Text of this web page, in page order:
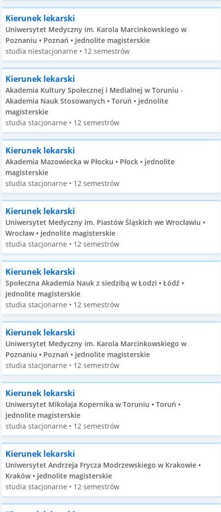
Kierunek lekarski
Uniwersytet Medyczny im. Karola Marcinkowskiego w
Poznaniu • Poznań • jednolite magisterskie
studia niestacjonarne • 12 semestrów
Kierunek lekarski
Akademia Kultury Społecznej i Medialnej w Toruniu -
Akademia Nauk Stosowanych • Toruń • jednolite
magisterskie
studia stacjonarne • 12 semestrów
Kierunek lekarski
Akademia Mazowiecka w Płocku • Płock • jednolite
magisterskie
studia stacjonarne • 12 semestrów
Kierunek lekarski
Uniwersytet Medyczny im. Piastów Śląskich we Wrocławiu •
Wrocław • jednolite magisterskie
studia stacjonarne • 12 semestrów
Kierunek lekarski
Społeczna Akademia Nauk z siedzibą w Łodzi • Łódź •
jednolite magisterskie
studia stacjonarne • 12 semestrów
Kierunek lekarski
Uniwersytet Medyczny im. Karola Marcinkowskiego w
Poznaniu • Poznań • jednolite magisterskie
studia stacjonarne • 12 semestrów
Kierunek lekarski
Uniwersytet Mikołaja Kopernika w Toruniu • Toruń •
jednolite magisterskie
studia stacjonarne • 12 semestrów
Kierunek lekarski
Uniwersytet Andrzeja Frycza Modrzewskiego w Krakowie •
Kraków • jednolite magisterskie
studia stacjonarne • 12 semestrów